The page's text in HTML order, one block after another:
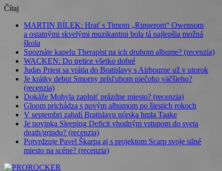
Čítaj
MARTIN BÍLEK: Hrať s Timom „Ripperom“ Owensom
a ostatnými skvelými muzikantmi bola tá najlepšia možná
škola
Spoznáte kapelu Therapist na ich druhom albume? (recenzia)
WACKEN: Do tretice všetko dobré
Judas Priest sa vrátia do Bratislavy s Airbourne už v utorok
Je krátky debut Smorny prísľubom niečoho väčšieho?
(recenzia)
Dokáže Mohyla zaplniť prázdne miesto? (recenzia)
Gloom prichádza s novým albumom po šiestich rokoch
V septembri zahalí Bratislavu nórska hmla Taake
Je novinka Sleeping Deficit vhodným vstupom do sveta
death/grindu? (recenzia)
Potvrdzuje Pavel Škarpa aj s projektom Scarp svoje silné
miesto na scéne? (recenzia)